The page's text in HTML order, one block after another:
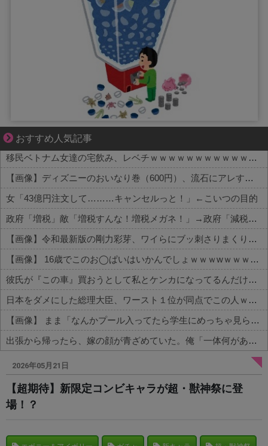
おすすめ人気記事
【マンガ】ぜんぶ私が中心
移民ベトナム女達の宅飲み、レベチｗｗｗｗｗｗｗｗｗｗｗｗｗｗｗｗｗｗｗｗｗｗｗｗ
【画像】ディズニーのおいなり巻（600円）、流石にアレすぎて賛否両論の大炎上をしてしまうw w w w w w w
女「43億円注文して………キャンセルっと！」←こいつの目的
政府「増税」敵「増税すんな！増税メガネ！」→政府「減税」敵「減税すんな！社会保障どうなる！」
【画像】令和最新版の剛力彩芽、ワイらにブッ刺さりまくりと話題にw w w w w w w w w w w w w
【画像】 16歳でこのお◯ぱいはいかんでしょｗｗｗwｗｗｗｗｗｗｗｗ❤
彼氏が『この車』買おうとして私とケンカになってるんだけどｗｗｗｗｗｗ
日本をダメにした総理大臣、ワースト１位が同点でこの人ｗｗｗｗｗｗ
【画像】 まま「なんかプール入ってたら学生にめっちゃ見られたw」
出張から帰ったら、嫁の顔が青ざめていた。俺「一体何があったんだ？」嫁「…」→子供たちに話を聞くと…
Powered by livedoor 相互RSS
2026年05月21日
【超期待】新限定コンビキャラが超・獣神祭に登
場！？